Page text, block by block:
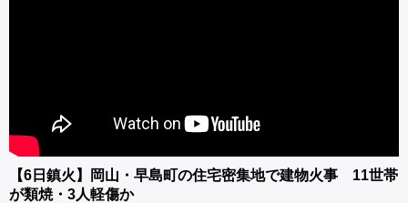
【6日鎮火】岡山・早島町の住宅密集地で建物火事 11世帯
が類焼・3人軽傷か